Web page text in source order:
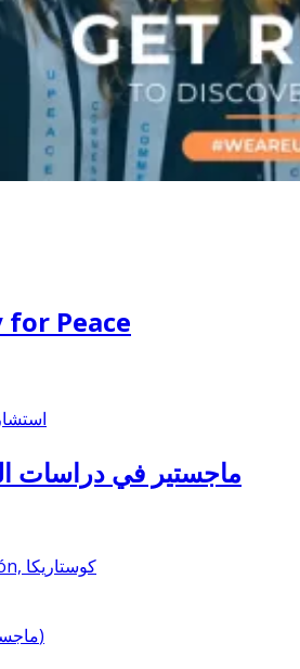
Peace
ماجستير في دراسات
Ciudad Colón, كوستاريكا
MA (ماجستير في الآداب)